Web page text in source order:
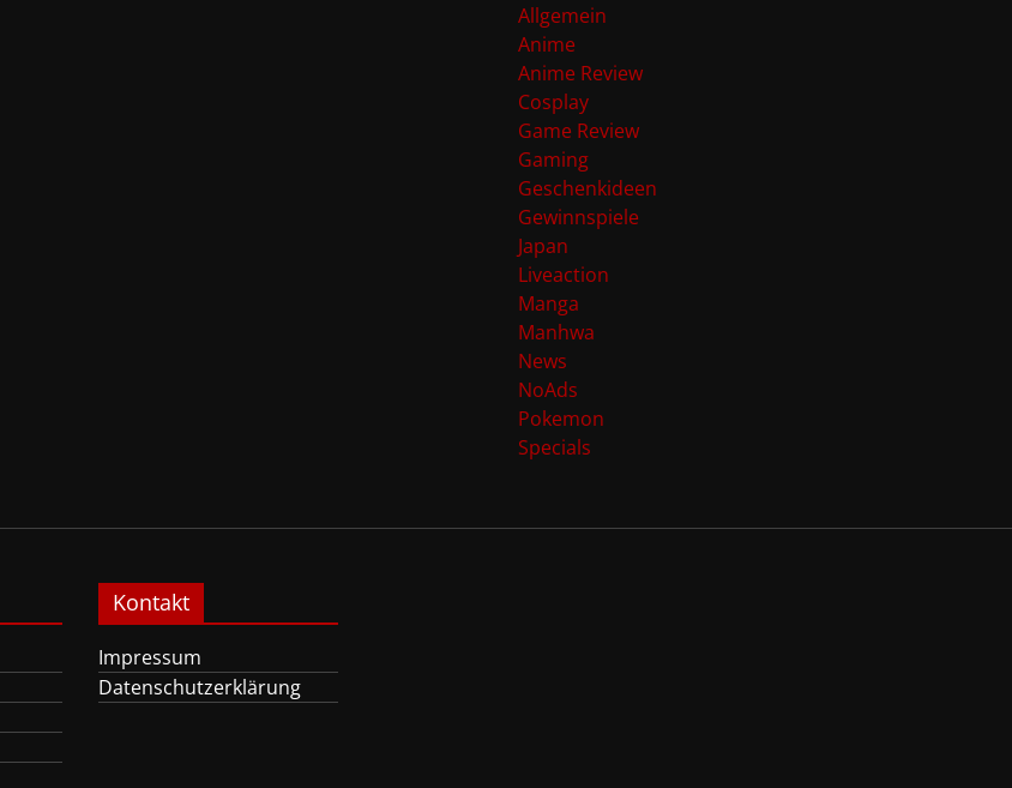
Allgemein
Anime
Anime Review
Cosplay
Game Review
Gaming
Geschenkideen
Gewinnspiele
Japan
Liveaction
Manga
Manhwa
News
NoAds
Pokemon
Specials
Kontakt
Impressum
Datenschutzerklärung